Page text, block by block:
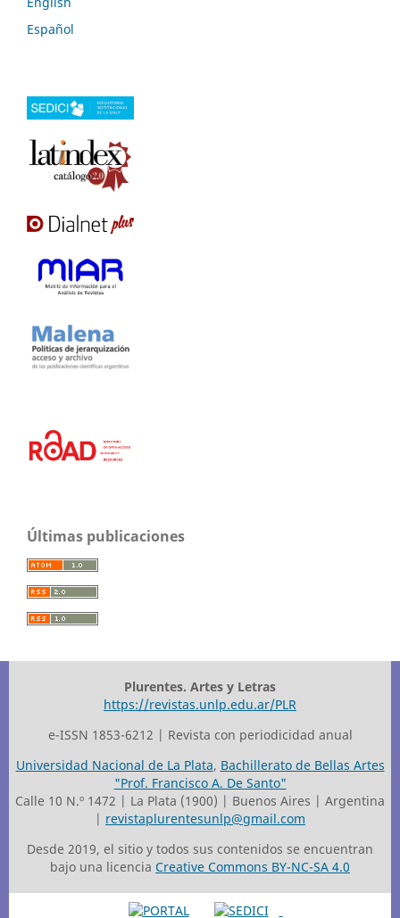
Español
Últimas publicaciones
Plurentes. Artes y Letras
https://revistas.unlp.edu.ar/PLR
e-ISSN 1853-6212 | Revista con periodicidad anual
Universidad Nacional de La Plata, Bachillerato de Bellas Artes
"Prof. Francisco A. De Santo"
Calle 10 N.º 1472 | La Plata (1900) | Buenos Aires | Argentina
| revistaplurentesunlp@gmail.com
Desde 2019, el sitio y todos sus contenidos se encuentran
bajo una licencia Creative Commons BY-NC-SA 4.0